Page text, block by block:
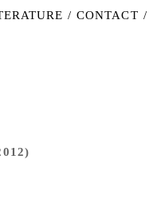
/ CONTACT /